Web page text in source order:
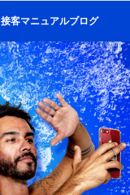
接客マニュアルブログ